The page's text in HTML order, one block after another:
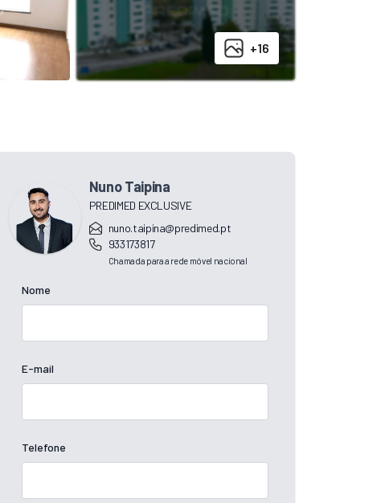
+16
Nuno Taipina
PREDIMED EXCLUSIVE
nuno.taipina@predimed.pt
933173817
Chamada para a rede móvel nacional
Nome
E-mail
Telefone